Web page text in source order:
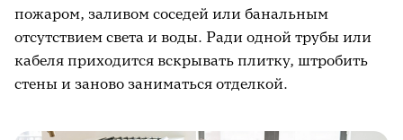
пожаром, заливом соседей или банальным
отсутствием света и воды. Ради одной трубы или
кабеля приходится вскрывать плитку, штробить
стены и заново заниматься отделкой.